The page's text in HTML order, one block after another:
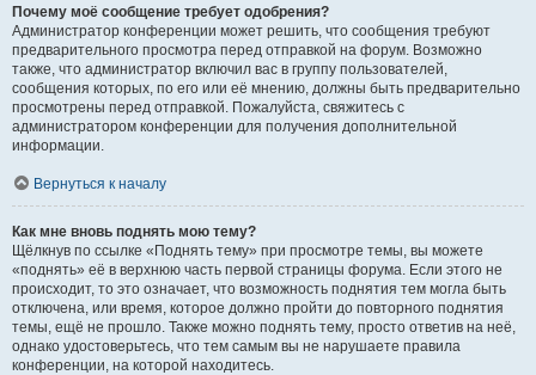
Почему моё сообщение требует одобрения?
Администратор конференции может решить, что сообщения требуют
предварительного просмотра перед отправкой на форум. Возможно
также, что администратор включил вас в группу пользователей,
сообщения которых, по его или её мнению, должны быть предварительно
просмотрены перед отправкой. Пожалуйста, свяжитесь с
администратором конференции для получения дополнительной
информации.
Вернуться к началу
Как мне вновь поднять мою тему?
Щёлкнув по ссылке «Поднять тему» при просмотре темы, вы можете
«поднять» её в верхнюю часть первой страницы форума. Если этого не
происходит, то это означает, что возможность поднятия тем могла быть
отключена, или время, которое должно пройти до повторного поднятия
темы, ещё не прошло. Также можно поднять тему, просто ответив на неё,
однако удостоверьтесь, что тем самым вы не нарушаете правила
конференции, на которой находитесь.